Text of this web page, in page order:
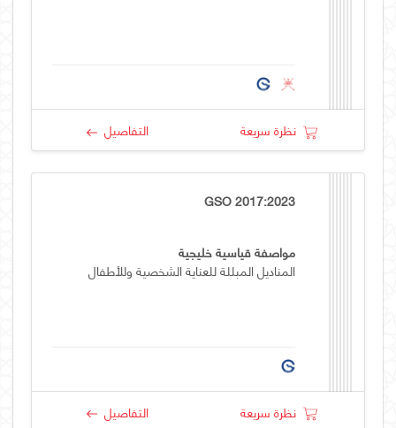
نظرة سريعة التفاصيل
GSO 2017:2023
مواصفة قياسية خليجية
المناديل المبللة للعناية الشخصية وللأطفال
نظرة سريعة التفاصيل